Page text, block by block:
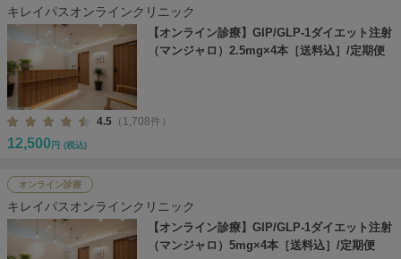
キレイパスオンラインクリニック
【オンライン診療】GIP/GLP-1ダイエット注射
（マンジャロ）2.5mg×4本［送料込］/定期便
4.5 （1,708件）
12,500 円 (税込)
オンライン診療
キレイパスオンラインクリニック
【オンライン診療】GIP/GLP-1ダイエット注射
（マンジャロ）5mg×4本［送料込］/定期便